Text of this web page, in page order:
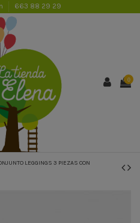
663 88 29 29
0
LEGGINGS 3 PIEZAS CON